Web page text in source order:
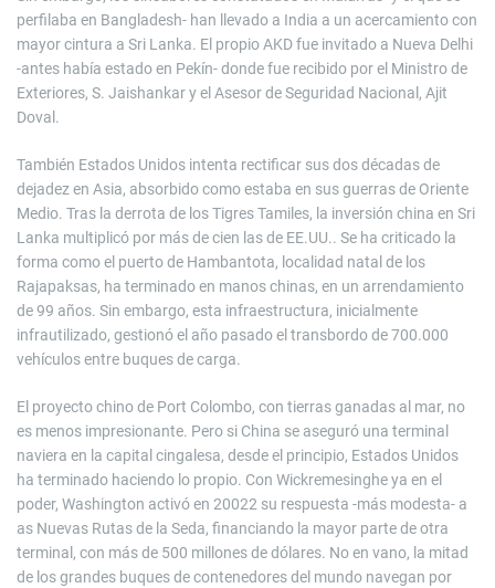
perfilaba en Bangladesh- han llevado a India a un acercamiento con
mayor cintura a Sri Lanka. El propio AKD fue invitado a Nueva Delhi
-antes había estado en Pekín- donde fue recibido por el Ministro de
Exteriores, S. Jaishankar y el Asesor de Seguridad Nacional, Ajit
Doval.
También Estados Unidos intenta rectificar sus dos décadas de
dejadez en Asia, absorbido como estaba en sus guerras de Oriente
Medio. Tras la derrota de los Tigres Tamiles, la inversión china en Sri
Lanka multiplicó por más de cien las de EE.UU.. Se ha criticado la
forma como el puerto de Hambantota, localidad natal de los
Rajapaksas, ha terminado en manos chinas, en un arrendamiento
de 99 años. Sin embargo, esta infraestructura, inicialmente
infrautilizado, gestionó el año pasado el transbordo de 700.000
vehículos entre buques de carga.
El proyecto chino de Port Colombo, con tierras ganadas al mar, no
es menos impresionante. Pero si China se aseguró una terminal
naviera en la capital cingalesa, desde el principio, Estados Unidos
ha terminado haciendo lo propio. Con Wickremesinghe ya en el
poder, Washington activó en 20022 su respuesta -más modesta- a
as Nuevas Rutas de la Seda, financiando la mayor parte de otra
terminal, con más de 500 millones de dólares. No en vano, la mitad
de los grandes buques de contenedores del mundo navegan por